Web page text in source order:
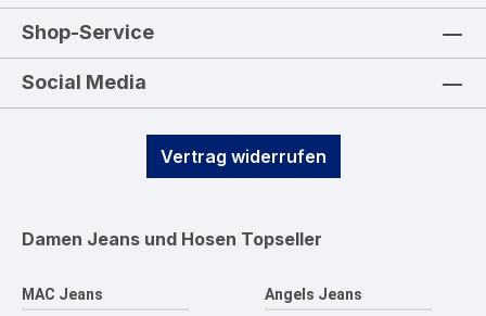
Shop-Service
Social Media
Vertrag widerrufen
Damen Jeans und Hosen Topseller
MAC Jeans Angels Jeans